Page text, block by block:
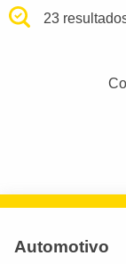
23
Automotivo